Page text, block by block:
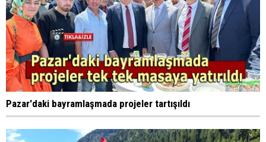
Pazar'daki bayramlaşmada projeler tartışıldı